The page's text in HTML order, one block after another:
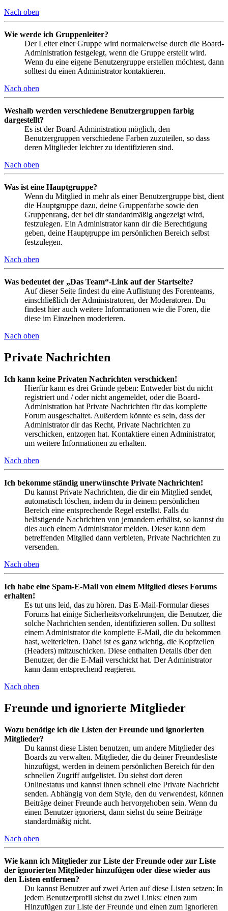
Nach oben
Wie werde ich Gruppenleiter?
Der Leiter einer Gruppe wird normalerweise durch die Board-
Administration festgelegt, wenn die Gruppe erstellt wird.
Wenn du eine eigene Benutzergruppe erstellen möchtest, dann
solltest du einen Administrator kontaktieren.
Nach oben
Weshalb werden verschiedene Benutzergruppen farbig
dargestellt?
Es ist der Board-Administration möglich, den
Benutzergruppen verschiedene Farben zuzuteilen, so dass
deren Mitglieder leichter zu identifizieren sind.
Nach oben
Was ist eine Hauptgruppe?
Wenn du Mitglied in mehr als einer Benutzergruppe bist, dient
die Hauptgruppe dazu, deine Gruppenfarbe sowie den
Gruppenrang, der bei dir standardmäßig angezeigt wird,
festzulegen. Ein Administrator kann dir die Berechtigung
geben, deine Hauptgruppe im persönlichen Bereich selbst
festzulegen.
Nach oben
Was bedeutet der „Das Team“-Link auf der Startseite?
Auf dieser Seite findest du eine Auflistung des Forenteams,
einschließlich der Administratoren, der Moderatoren. Du
findest hier auch weitere Informationen wie die Foren, die
diese im Einzelnen moderieren.
Nach oben
Private Nachrichten
Ich kann keine Privaten Nachrichten verschicken!
Hierfür kann es drei Gründe geben: Entweder bist du nicht
registriert und / oder nicht angemeldet, oder die Board-
Administration hat Private Nachrichten für das komplette
Forum ausgeschaltet. Außerdem könnte es sein, dass der
Administrator dir das Recht, Private Nachrichten zu
verschicken, entzogen hat. Kontaktiere einen Administrator,
um weitere Informationen zu erhalten.
Nach oben
Ich bekomme ständig unerwünschte Private Nachrichten!
Du kannst Private Nachrichten, die dir ein Mitglied sendet,
automatisch löschen, indem du in deinem persönlichen
Bereich eine entsprechende Regel erstellst. Falls du
belästigende Nachrichten von jemandem erhältst, so kannst du
dies auch einem Administrator melden. Dieser kann dem
betreffenden Mitglied dann verbieten, Private Nachrichten zu
versenden.
Nach oben
Ich habe eine Spam-E-Mail von einem Mitglied dieses Forums
erhalten!
Es tut uns leid, das zu hören. Das E-Mail-Formular dieses
Forums hat einige Sicherheitsvorkehrungen, die Benutzer, die
solche Nachrichten senden, identifizieren sollen. Du solltest
einem Administrator die komplette E-Mail, die du bekommen
hast, weiterleiten. Dabei ist es ganz wichtig, die Kopfzeilen
(Headers) mitzuschicken. Diese enthalten Details über den
Benutzer, der die E-Mail verschickt hat. Der Administrator
kann dann entsprechend reagieren.
Nach oben
Freunde und ignorierte Mitglieder
Wozu benötige ich die Listen der Freunde und ignorierten
Mitglieder?
Du kannst diese Listen benutzen, um andere Mitglieder des
Boards zu verwalten. Mitglieder, die du deiner Freundesliste
hinzufügst, werden in deinem persönlichen Bereich für den
schnellen Zugriff aufgelistet. Du siehst dort deren
Onlinestatus und kannst ihnen schnell eine Private Nachricht
senden. Abhängig von dem Style, den du verwendest, können
Beiträge deiner Freunde auch hervorgehoben sein. Wenn du
einen Benutzer ignorierst, dann siehst du seine Beiträge
standardmäßig nicht.
Nach oben
Wie kann ich Mitglieder zur Liste der Freunde oder zur Liste
der ignorierten Mitglieder hinzufügen oder diese wieder aus
den Listen entfernen?
Du kannst Benutzer auf zwei Arten auf diese Listen setzen: In
jedem Benutzerprofil siehst du zwei Links: einen zum
Hinzufügen zur Liste der Freunde und einen zum Ignorieren